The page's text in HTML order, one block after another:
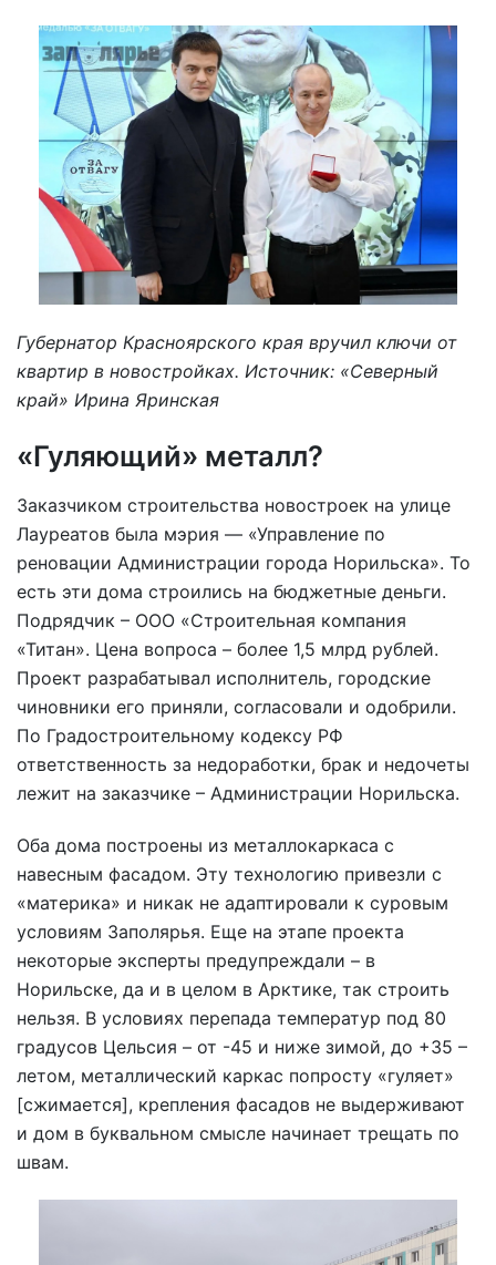
Губернатор Красноярского края вручил ключи от
квартир в новостройках. Источник: «Северный
край» Ирина Яринская
«Гуляющий» металл?
Заказчиком строительства новостроек на улице
Лауреатов была мэрия — «Управление по
реновации Администрации города Норильска». То
есть эти дома строились на бюджетные деньги.
Подрядчик – ООО «Строительная компания
«Титан». Цена вопроса – более 1,5 млрд рублей.
Проект разрабатывал исполнитель, городские
чиновники его приняли, согласовали и одобрили.
По Градостроительному кодексу РФ
ответственность за недоработки, брак и недочеты
лежит на заказчике – Администрации Норильска.
Оба дома построены из металлокаркаса с
навесным фасадом. Эту технологию привезли с
«материка» и никак не адаптировали к суровым
условиям Заполярья. Еще на этапе проекта
некоторые эксперты предупреждали – в
Норильске, да и в целом в Арктике, так строить
нельзя. В условиях перепада температур под 80
градусов Цельсия – от -45 и ниже зимой, до +35 –
летом, металлический каркас попросту «гуляет»
[сжимается], крепления фасадов не выдерживают
и дом в буквальном смысле начинает трещать по
швам.